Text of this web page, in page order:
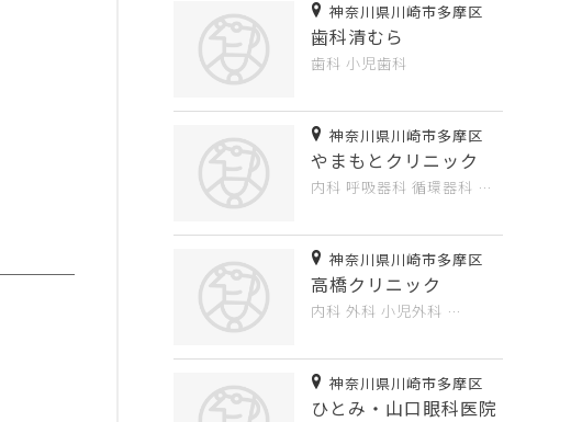
神奈川県川崎市多摩区
歯科清むら
歯科 小児歯科
神奈川県川崎市多摩区
やまもとクリニック
内科 呼吸器科 循環器科 …
神奈川県川崎市多摩区
高橋クリニック
内科 外科 小児外科 …
神奈川県川崎市多摩区
ひとみ・山口眼科医院